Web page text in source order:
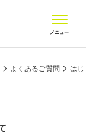
ヴェルス
メニュー
> よくあるご質問 > はじ